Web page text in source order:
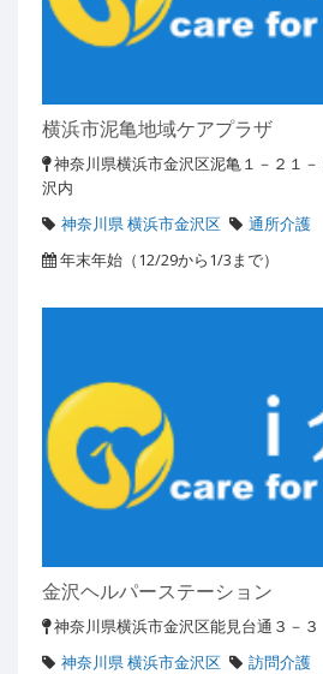
横浜市泥亀地域ケアプラザ
神奈川県横浜市金沢区泥亀１－２１
沢内
神奈川県 横浜市金沢区
通所介護
年末年始（12/29から1/3まで）
金沢ヘルパーステーション
神奈川県横浜市金沢区能見台通３－
神奈川県 横浜市金沢区
訪問介護